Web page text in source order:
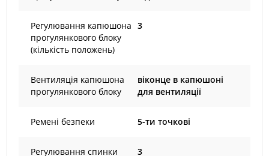
Регулювання капюшона
прогулянкового блоку
(кількість положень)
3
Вентиляція капюшона
прогулянкового блоку
віконце в капюшоні
для вентиляції
Ремені безпеки 5-ти точкові
Регулювання спинки
3